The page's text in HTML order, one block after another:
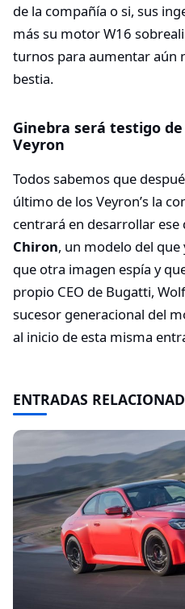
de la compañía o si, sus
más su motor W16
turnos para aumentar aún
bestia.
Ginebra será testigo
Veyron
Todos sabemos que
último de los Veyron’s la
centrará en desarrollar ese
Chiron, un modelo del
que otra imagen espía y
propio CEO de Bugatti,
sucesor generacional del
al inicio de esta misma
ENTRADAS